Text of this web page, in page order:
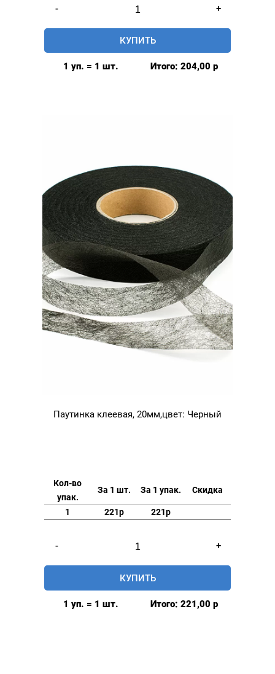
-
товара
Паутинка
клеевая,
15мм,цвет:
+
КУПИТЬ
1 уп. = 1 шт. Итого: 204,00 р
Паутинка клеевая, 20мм,цвет: Черный
Кол-во
упак.
За 1 шт. За 1 упак. Скидка
1 221р 221р
-
товара
Паутинка
клеевая,
20мм,цвет:
+
КУПИТЬ
1 уп. = 1 шт. Итого: 221,00 р